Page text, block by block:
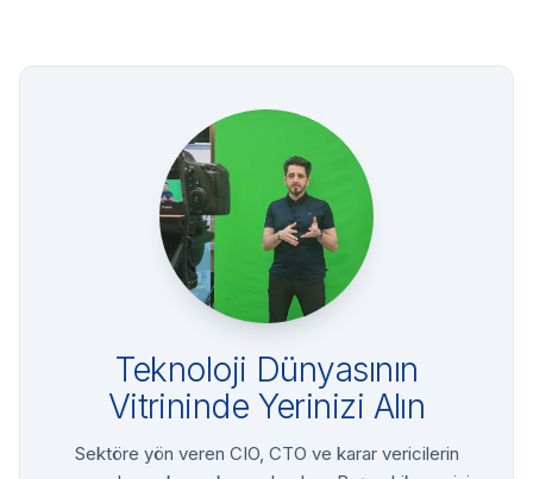
Teknoloji Dünyasının
Vitrininde Yerinizi Alın
Sektöre yön veren CIO, CTO ve karar vericilerin